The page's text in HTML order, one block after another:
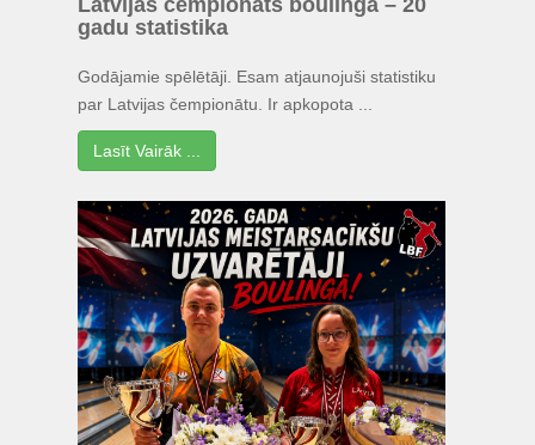
gadu statistika
Godājamie spēlētāji. Esam atjaunojuši statistiku
par Latvijas čempionātu. Ir apkopota ...
Lasīt Vairāk ...